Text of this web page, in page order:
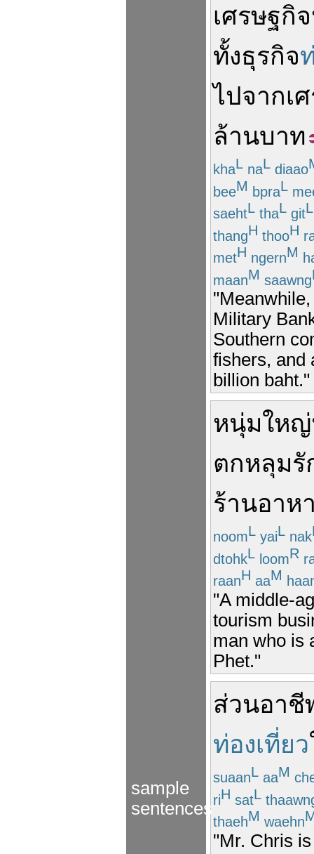
sample
sentences
เศรษฐกิ
ทั้งธุรกิจ
ไปจากเ
ล้านบาท
khaL naL diaao
beeM bpraL
saehtL thaL gitL
thangH thooH
metH ngernM
maanM saawng
Military
Southern
fishers, and
billion baht."
หนุ่มใหญ่
ตกหลุมรั
ร้านอาห
noomL yaiL nak
dtohkL loomR
raanH aaM
"A middle-
tourism
man who is
Phet."
ส่วนอาชี
ท่องเที่ยว
suaanL aaM
riH satL
thaehM waehn
"Mr. Chris